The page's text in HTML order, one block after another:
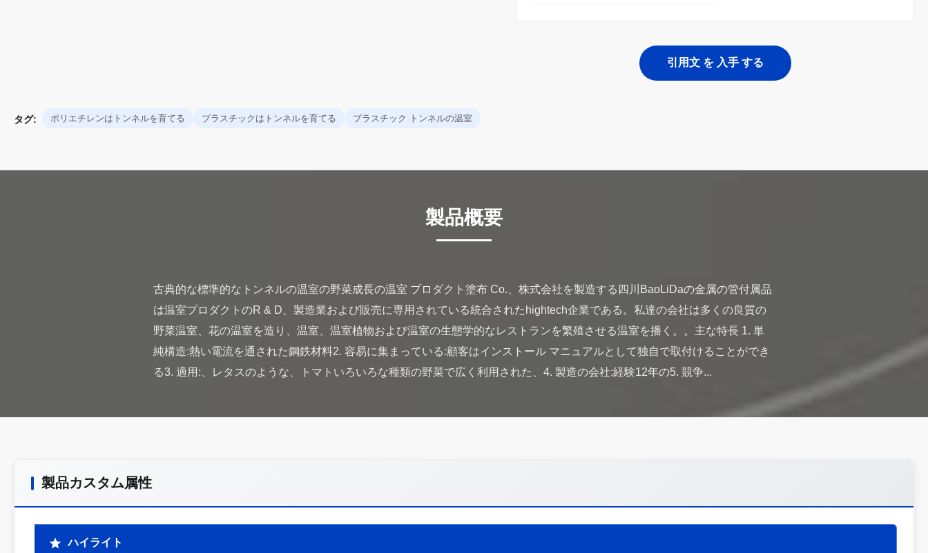
引用文 を 入手 する
タグ: ポリエチレンはトンネルを育てる プラスチックはトンネルを育てる プラスチック トンネルの温室
製品概要
古典的な標準的なトンネルの温室の野菜成長の温室 プロダクト塗布 Co.、株式会社を製造する四川BaoLiDaの金属の管付属品
は温室プロダクトのR & D、製造業および販売に専用されている統合されたhightech企業である。私達の会社は多くの良質の
野菜温室、花の温室を造り、温室、温室植物および温室の生態学的なレストランを繁殖させる温室を播く。。主な特長 1. 単
純構造:熱い電流を通された鋼鉄材料2. 容易に集まっている:顧客はインストール マニュアルとして独自で取付けることができ
製品カスタム属性
ハイライト